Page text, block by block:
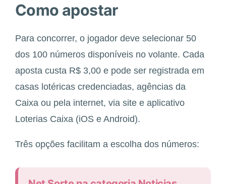
Como apostar
Para concorrer, o jogador deve selecionar 50
dos 100 números disponíveis no volante. Cada
aposta custa R$ 3,00 e pode ser registrada em
casas lotéricas credenciadas, agências da
Caixa ou pela internet, via site e aplicativo
Loterias Caixa (iOS e Android).
Três opções facilitam a escolha dos números: